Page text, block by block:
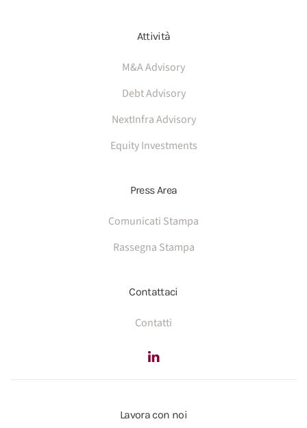
Attività
M&A Advisory
Debt Advisory
NextInfra Advisory
Equity Investments
Press Area
Comunicati Stampa
Rassegna Stampa
Contattaci
Contatti
Lavora con noi